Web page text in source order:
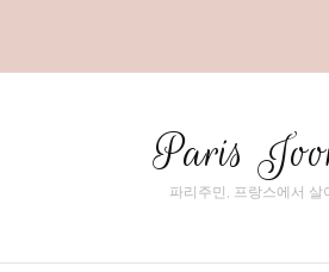
Paris
파리주민, 프랑스에서 살